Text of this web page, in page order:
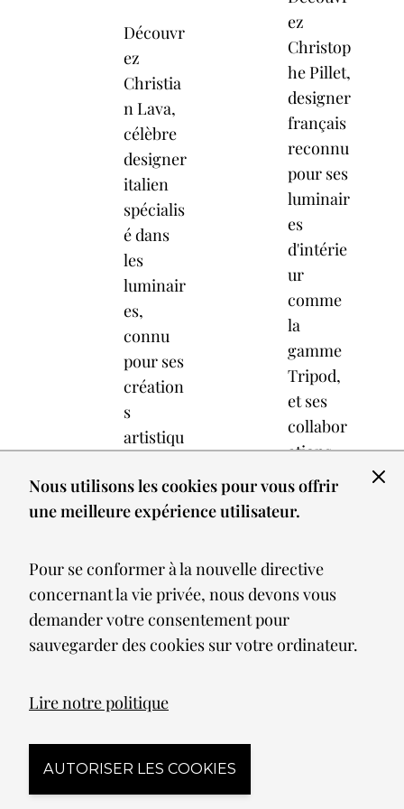
Nous utilisons les cookies pour vous offrir
une meilleure expérience utilisateur.
Pour se conformer à la nouvelle directive
concernant la vie privée, nous devons vous
demander votre consentement pour
sauvegarder des cookies sur votre ordinateur.
Lire notre politique
AUTORISER LES COOKIES
Découvr
ez
Christia
n Lava,
célèbre
designer
italien
spécialis
é dans
les
luminair
es,
connu
pour ses
création
s
artistiqu
métal et
sa
ation
avec la
marque
avant-
EN
SAV
ez
Christop
he Pillet,
designer
français
reconnu
pour ses
luminair
es
d'intérie
ur
comme
la
gamme
Tripod,
et ses
collabor
ations
avec des
aux USA,
Japon, et